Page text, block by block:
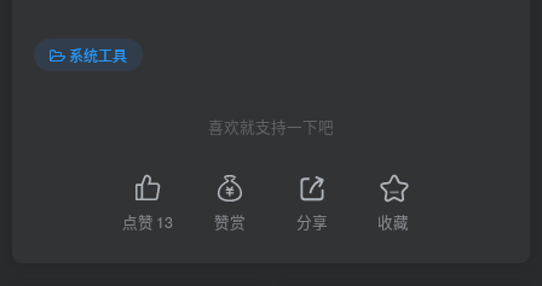
系统工具
喜欢就支持一下吧
点赞 13 赞赏 分享 收藏